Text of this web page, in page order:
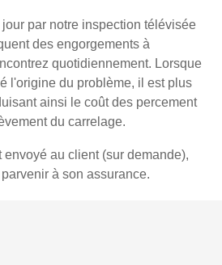
par notre inspection télévisée
des engorgements à
quotidiennement. Lorsque
l'origine du problème, il est plus
ainsi le coût des percement
du carrelage.
au client (sur demande),
à son assurance.